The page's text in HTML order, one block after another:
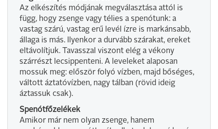
Az elkészítés módjának megválasztása attól is
függ, hogy zsenge vagy télies a spenótunk: a
vastag szárú, vastag erű levél ízre is markánsabb,
állaga is más. Ilyenkor a durvább szárakat, ereket
eltávolítjuk. Tavasszal viszont elég a vékony
szárrészt lecsippenteni. A leveleket alaposan
mossuk meg: először folyó vízben, majd bőséges,
váltott áztatóvízben, nagy tálban (rövid ideig
áztassuk csak).
Spenótfőzelékek
Amikor már nem olyan zsenge, hanem